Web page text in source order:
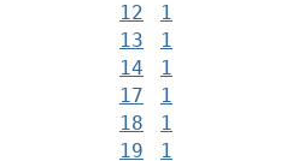
12
1
13
1
14
1
17
1
18
1
19
1